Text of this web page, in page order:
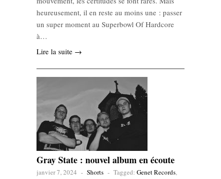
heureusement, il en reste au moins une : passer
un super moment au Superbowl Of Hardcore
à…
Lire la suite →
Gray State : nouvel album en écoute
janvier 7, 2024 - Shorts - Tagged: Genet Records,